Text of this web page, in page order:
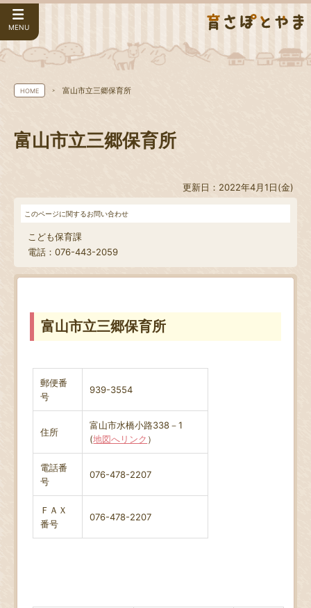
MENU
HOME 富山市立三郷保育所
富山市立三郷保育所
更新日：2022年4月1日(金)
このページに関するお問い合わせ
こども保育課
電話：076-443-2059
富山市立三郷保育所
郵便番
号
939-3554
住所
富山市水橋小路338－1
(地図へリンク ）
電話番
号
076-478-2207
ＦＡＸ
番号
076-478-2207